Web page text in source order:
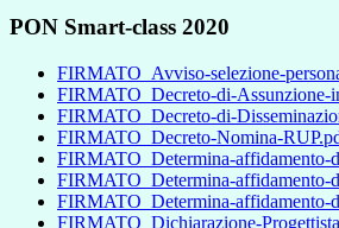
PON Smart-class 2020
FIRMATO_Avviso-selezione-
FIRMATO_Decreto-di-
FIRMATO_Decreto-di-
FIRMATO_Decreto-Nomina-
FIRMATO_Determina-affidamento-
FIRMATO_Determina-
FIRMATO_Determina-affidamento-
FIRMATO_Dichiarazione-